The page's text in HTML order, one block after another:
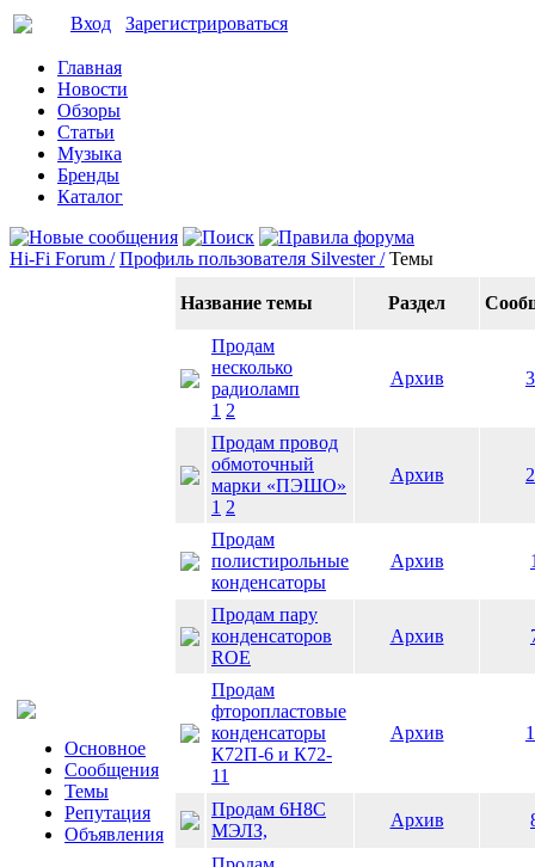
Вход Зарегистрироваться
Главная
Новости
Обзоры
Статьи
Музыка
Бренды
Каталог
Hi-Fi Forum / Профиль пользователя Silvester / Темы
Основное
Сообщения
Темы
Репутация
Объявления
Название темы Раздел
Продам
несколько
радиоламп
1 2
Архив
Продам провод
обмоточный
марки «ПЭШО»
1 2
Архив
Продам
полистирольные
конденсаторы
Архив
Продам пару
конденсаторов
ROE
Архив
Продам
фторопластовые
конденсаторы
К72П-6 и К72-
11
Архив
Продам 6Н8С
МЭЛЗ,
Архив